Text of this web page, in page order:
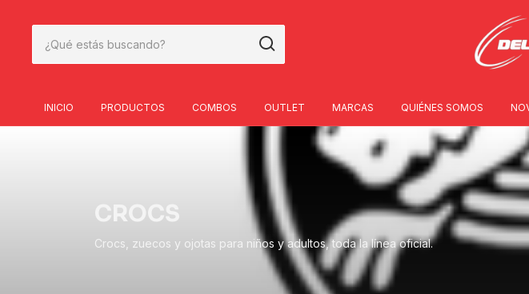
INICIO PRODUCTOS COMBOS OUTLET MARCAS QUIÉNES SOMOS
CROCS
Crocs, zuecos y ojotas para niños y adultos, toda la línea oficial.